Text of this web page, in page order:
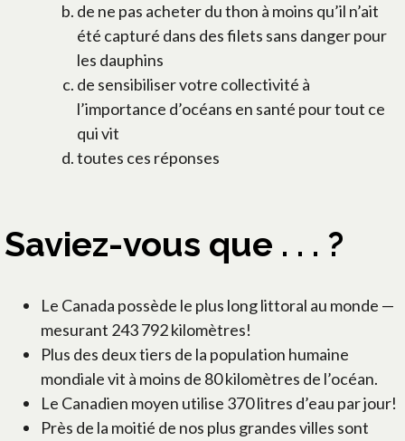
de ne pas acheter du thon à moins qu’il n’ait
été capturé dans des filets sans danger pour
les dauphins
de sensibiliser votre collectivité à
l’importance d’océans en santé pour tout ce
qui vit
toutes ces réponses
Saviez-vous que . . . ?
Le Canada possède le plus long littoral au monde —
mesurant 243 792 kilomètres!
Plus des deux tiers de la population humaine
mondiale vit à moins de 80 kilomètres de l’océan.
Le Canadien moyen utilise 370 litres d’eau par jour!
Près de la moitié de nos plus grandes villes sont